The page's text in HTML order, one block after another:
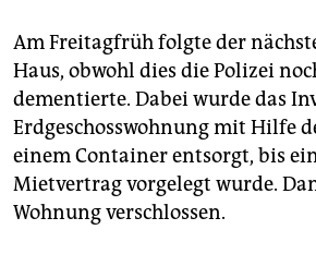
Am Freitagfrüh folgte der
Haus, obwohl dies die Polizei
dementierte. Dabei wurde das
Erdgeschosswohnung mit Hilfe
einem Container entsorgt, bis
Mietvertrag vorgelegt wurde.
Wohnung verschlossen.